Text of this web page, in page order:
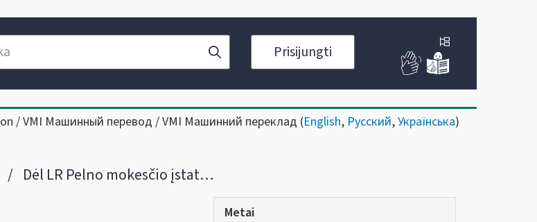
Prisijungti
/ VMI Машинный перевод / VMI Машинний переклад (English, Русский,Українська)
Dėl LR Pelno mokesčio įstatymo 2 straipsnio 12-1 dalies ir 46-1 straipsnio 2 dalies apibendrintų paaiškinimų (komentarų)
Metai